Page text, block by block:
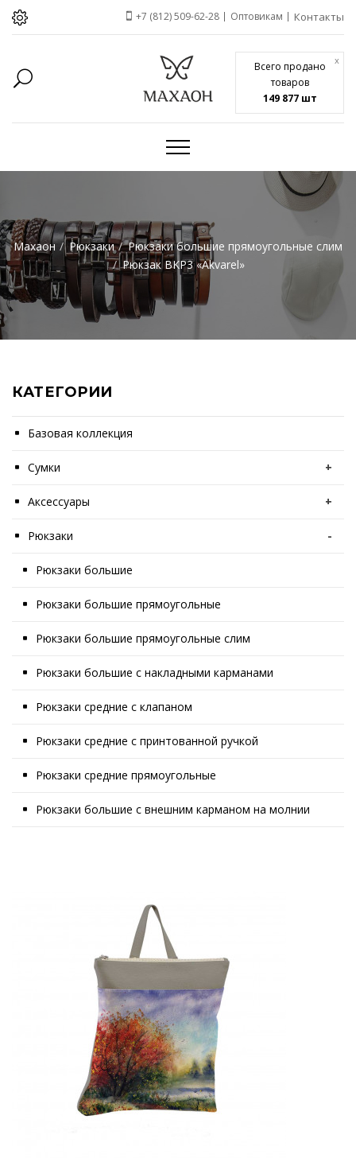
Всего продано
товаров
149 877 шт
x
+7 (812) 509-62-28 Оптовикам Контакты
Махаон Рюкзаки
Рюкзаки большие прямоугольные слим
Рюкзак BKP3 «Akvarel»
КАТЕГОРИИ
Базовая коллекция
Сумки +
Аксессуары +
Рюкзаки -
Рюкзаки большие
Рюкзаки большие прямоугольные
Рюкзаки большие прямоугольные слим
Рюкзаки большие с накладными карманами
Рюкзаки средние с клапаном
Рюкзаки средние с принтованной ручкой
Рюкзаки средние прямоугольные
Рюкзаки большие с внешним карманом на молнии